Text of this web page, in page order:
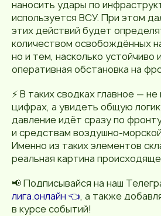
наносить удары по
используется ВСУ. При этом
этих действий будет
количеством освобождённых
но и тем, насколько устойчиво
оперативная обстановка на
⚡ В таких сводках главное —
цифрах, а увидеть общую
давление идёт сразу по
и средствам воздушно-
Именно из таких элементов
реальная картина
📢 Подписывайся на наш
лига.онлайн 👈, а также
в курсе событий!